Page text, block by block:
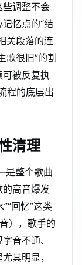
些调整不会
忆点的“结
关段落的连
歌很旧”的割
可被反复执
程的底层出
清理
整个歌曲
高音爆发
回忆”这类
），歌手的
音不通、
其明显，